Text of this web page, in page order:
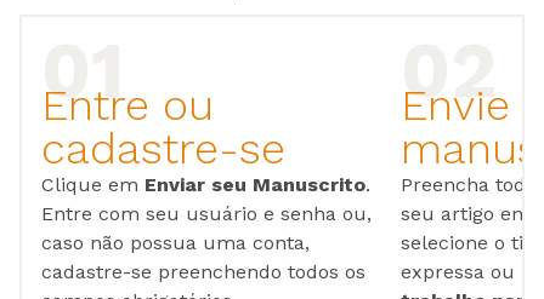
Entre ou
cadastre-se
Clique em Enviar seu Manuscrito.
Entre com seu usuário e senha ou,
caso não possua uma conta,
cadastre-se preenchendo todos os
Envie
Preencha
seu artigo em
selecione o
expressa ou